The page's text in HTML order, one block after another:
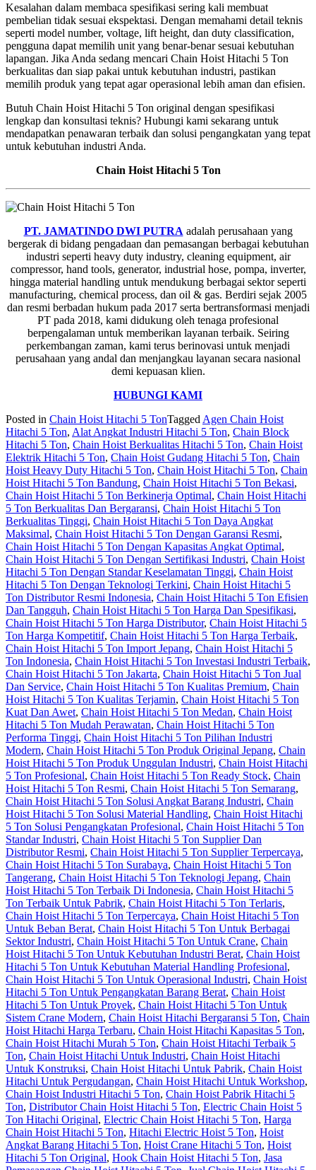
Kesalahan dalam membaca spesifikasi sering kali membuat
pembelian tidak sesuai ekspektasi. Dengan memahami detail teknis
seperti model number, voltage, lift height, dan duty classification,
pengguna dapat memilih unit yang benar-benar sesuai kebutuhan
lapangan. Jika Anda sedang mencari Chain Hoist Hitachi 5 Ton
berkualitas dan siap pakai untuk kebutuhan industri, pastikan
memilih produk yang tepat agar operasional lebih aman dan efisien.
Butuh Chain Hoist Hitachi 5 Ton original dengan spesifikasi
lengkap dan konsultasi teknis? Hubungi kami sekarang untuk
mendapatkan penawaran terbaik dan solusi pengangkatan yang tepat
untuk kebutuhan industri Anda.
Chain Hoist Hitachi 5 Ton
PT. JAMATINDO DWI PUTRA adalah perusahaan yang
bergerak di bidang pengadaan dan pemasangan berbagai kebutuhan
industri seperti heavy duty industry, cleaning equipment, air
compressor, hand tools, generator, industrial hose, pompa, inverter,
hingga material handling untuk mendukung berbagai sektor seperti
manufacturing, chemical process, dan oil & gas. Berdiri sejak 2005
dan resmi berbadan hukum pada 2017 serta bertransformasi menjadi
PT pada 2018, kami didukung oleh tenaga profesional
berpengalaman untuk memberikan layanan terbaik. Seiring
perkembangan zaman, kami terus berinovasi untuk menjadi
perusahaan yang andal dan menjangkau layanan secara nasional
demi kepuasan klien.
HUBUNGI KAMI
Posted in Chain Hoist Hitachi 5 TonTagged Agen Chain Hoist
Hitachi 5 Ton, Alat Angkat Industri Hitachi 5 Ton, Chain Block
Hitachi 5 Ton, Chain Hoist Berkualitas Hitachi 5 Ton, Chain Hoist
Elektrik Hitachi 5 Ton, Chain Hoist Gudang Hitachi 5 Ton, Chain
Hoist Heavy Duty Hitachi 5 Ton, Chain Hoist Hitachi 5 Ton, Chain
Hoist Hitachi 5 Ton Bandung, Chain Hoist Hitachi 5 Ton Bekasi,
Chain Hoist Hitachi 5 Ton Berkinerja Optimal, Chain Hoist Hitachi
5 Ton Berkualitas Dan Bergaransi, Chain Hoist Hitachi 5 Ton
Berkualitas Tinggi, Chain Hoist Hitachi 5 Ton Daya Angkat
Maksimal, Chain Hoist Hitachi 5 Ton Dengan Garansi Resmi,
Chain Hoist Hitachi 5 Ton Dengan Kapasitas Angkat Optimal,
Chain Hoist Hitachi 5 Ton Dengan Sertifikasi Industri, Chain Hoist
Hitachi 5 Ton Dengan Standar Keselamatan Tinggi, Chain Hoist
Hitachi 5 Ton Dengan Teknologi Terkini, Chain Hoist Hitachi 5
Ton Distributor Resmi Indonesia, Chain Hoist Hitachi 5 Ton Efisien
Dan Tangguh, Chain Hoist Hitachi 5 Ton Harga Dan Spesifikasi,
Chain Hoist Hitachi 5 Ton Harga Distributor, Chain Hoist Hitachi 5
Ton Harga Kompetitif, Chain Hoist Hitachi 5 Ton Harga Terbaik,
Chain Hoist Hitachi 5 Ton Import Jepang, Chain Hoist Hitachi 5
Ton Indonesia, Chain Hoist Hitachi 5 Ton Investasi Industri Terbaik,
Chain Hoist Hitachi 5 Ton Jakarta, Chain Hoist Hitachi 5 Ton Jual
Dan Service, Chain Hoist Hitachi 5 Ton Kualitas Premium, Chain
Hoist Hitachi 5 Ton Kualitas Terjamin, Chain Hoist Hitachi 5 Ton
Kuat Dan Awet, Chain Hoist Hitachi 5 Ton Medan, Chain Hoist
Hitachi 5 Ton Mudah Perawatan, Chain Hoist Hitachi 5 Ton
Performa Tinggi, Chain Hoist Hitachi 5 Ton Pilihan Industri
Modern, Chain Hoist Hitachi 5 Ton Produk Original Jepang, Chain
Hoist Hitachi 5 Ton Produk Unggulan Industri, Chain Hoist Hitachi
5 Ton Profesional, Chain Hoist Hitachi 5 Ton Ready Stock, Chain
Hoist Hitachi 5 Ton Resmi, Chain Hoist Hitachi 5 Ton Semarang,
Chain Hoist Hitachi 5 Ton Solusi Angkat Barang Industri, Chain
Hoist Hitachi 5 Ton Solusi Material Handling, Chain Hoist Hitachi
5 Ton Solusi Pengangkatan Profesional, Chain Hoist Hitachi 5 Ton
Standar Industri, Chain Hoist Hitachi 5 Ton Supplier Dan
Distributor Resmi, Chain Hoist Hitachi 5 Ton Supplier Terpercaya,
Chain Hoist Hitachi 5 Ton Surabaya, Chain Hoist Hitachi 5 Ton
Tangerang, Chain Hoist Hitachi 5 Ton Teknologi Jepang, Chain
Hoist Hitachi 5 Ton Terbaik Di Indonesia, Chain Hoist Hitachi 5
Ton Terbaik Untuk Pabrik, Chain Hoist Hitachi 5 Ton Terlaris,
Chain Hoist Hitachi 5 Ton Terpercaya, Chain Hoist Hitachi 5 Ton
Untuk Beban Berat, Chain Hoist Hitachi 5 Ton Untuk Berbagai
Sektor Industri, Chain Hoist Hitachi 5 Ton Untuk Crane, Chain
Hoist Hitachi 5 Ton Untuk Kebutuhan Industri Berat, Chain Hoist
Hitachi 5 Ton Untuk Kebutuhan Material Handling Profesional,
Chain Hoist Hitachi 5 Ton Untuk Operasional Industri, Chain Hoist
Hitachi 5 Ton Untuk Pengangkatan Barang Berat, Chain Hoist
Hitachi 5 Ton Untuk Proyek, Chain Hoist Hitachi 5 Ton Untuk
Sistem Crane Modern, Chain Hoist Hitachi Bergaransi 5 Ton, Chain
Hoist Hitachi Harga Terbaru, Chain Hoist Hitachi Kapasitas 5 Ton,
Chain Hoist Hitachi Murah 5 Ton, Chain Hoist Hitachi Terbaik 5
Ton, Chain Hoist Hitachi Untuk Industri, Chain Hoist Hitachi
Untuk Konstruksi, Chain Hoist Hitachi Untuk Pabrik, Chain Hoist
Hitachi Untuk Pergudangan, Chain Hoist Hitachi Untuk Workshop,
Chain Hoist Industri Hitachi 5 Ton, Chain Hoist Pabrik Hitachi 5
Ton, Distributor Chain Hoist Hitachi 5 Ton, Electric Chain Hoist 5
Ton Hitachi Original, Electric Chain Hoist Hitachi 5 Ton, Harga
Chain Hoist Hitachi 5 Ton, Hitachi Electric Hoist 5 Ton, Hoist
Angkat Barang Hitachi 5 Ton, Hoist Crane Hitachi 5 Ton, Hoist
Hitachi 5 Ton Original, Hook Chain Hoist Hitachi 5 Ton, Jasa